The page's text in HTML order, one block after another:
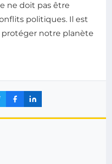
ne doit pas être
politiques. Il est
protéger notre planète